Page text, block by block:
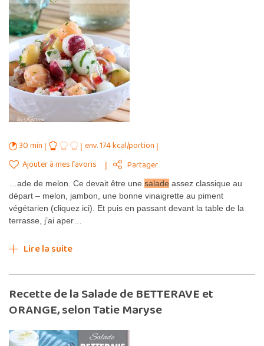
30 min
env. 174 kcal/portion
Ajouter à mes favoris
Partager
…ade de melon. Ce devait être une salade assez classique au
départ – melon, jambon, une bonne vinaigrette au piment
végétarien (cliquez ici). Et puis en passant devant la table de la
terrasse, j’ai aper…
Lire la suite
Recette de la Salade de BETTERAVE et
ORANGE, selon Tatie Maryse